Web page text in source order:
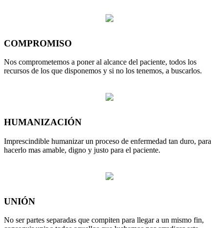
COMPROMISO
Nos comprometemos a poner al alcance del paciente, todos los
recursos de los que disponemos y si no los tenemos, a buscarlos.
HUMANIZACIÓN
Imprescindible humanizar un proceso de enfermedad tan duro, para
hacerlo mas amable, digno y justo para el paciente.
UNIÓN
No ser partes separadas que compiten para llegar a un mismo fin,